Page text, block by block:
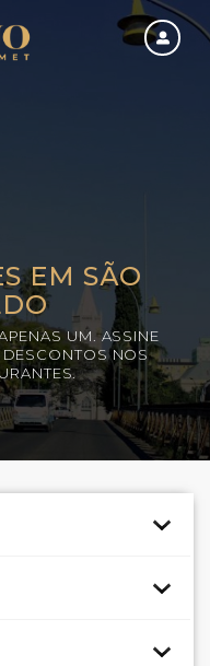
EM SÃO
UM. ASSINE
NOS